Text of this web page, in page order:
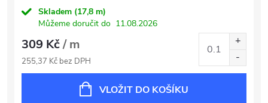
Skladem (17,8 m)
Můžeme doručit do 11.08.2026
309 Kč/ m
255,37 Kč bez DPH
VLOŽIT DO KOŠÍKU